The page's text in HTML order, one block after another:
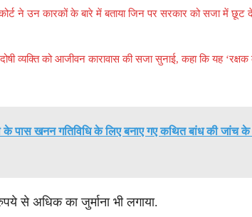
ने उन कारकों के बारे में बताया जिन पर सरकार को सजा में छूट
व्यक्ति को आजीवन कारावास की सजा सुनाई, कहा कि यह
के पास खनन गतिविधि के लिए बनाए गए कथित बांध की जांच के
से अधिक का जुर्माना भी लगाया.